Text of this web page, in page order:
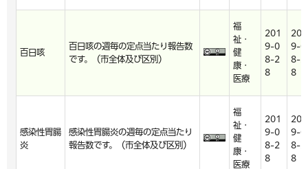
百日咳
百日咳の週毎の定点当たり報告数
です。（市全体及び区別）
福
祉・
健
康・
医療
201
9-0
8-2
8
201
9-0
8-2
8
感染性胃腸
炎
感染性胃腸炎の週毎の定点当たり
報告数です。（市全体及び区別）
福
祉・
健
康・
医療
201
9-0
8-2
8
201
9-0
8-2
8